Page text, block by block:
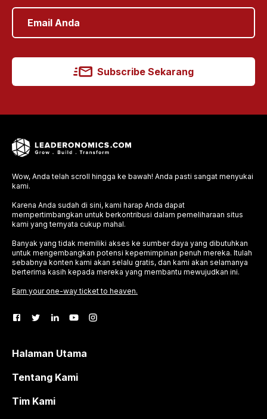
Subscribe Sekarang
Wow, Anda telah scroll hingga ke bawah! Anda pasti sangat menyukai
kami.
Karena Anda sudah di sini, kami harap Anda dapat
mempertimbangkan untuk berkontribusi dalam pemeliharaan situs
kami yang ternyata cukup mahal.
Banyak yang tidak memiliki akses ke sumber daya yang dibutuhkan
untuk mengembangkan potensi kepemimpinan penuh mereka. Itulah
sebabnya konten kami akan selalu gratis, dan kami akan selamanya
berterima kasih kepada mereka yang membantu mewujudkan ini.
Earn your one-way ticket to heaven.
Halaman Utama
Tentang Kami
Tim Kami